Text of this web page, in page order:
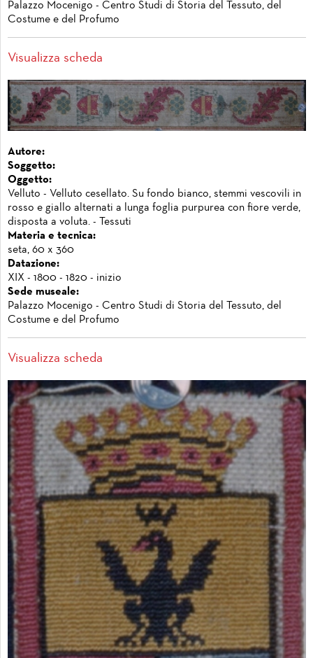
Palazzo Mocenigo - Centro Studi di Storia del Tessuto, del
Costume e del Profumo
Visualizza scheda
Autore:
Soggetto:
Oggetto:
Velluto - Velluto cesellato. Su fondo bianco, stemmi vescovili in
rosso e giallo alternati a lunga foglia purpurea con fiore verde,
disposta a voluta. - Tessuti
Materia e tecnica:
seta, 60 x 360
Datazione:
XIX - 1800 - 1820 - inizio
Sede museale:
Palazzo Mocenigo - Centro Studi di Storia del Tessuto, del
Costume e del Profumo
Visualizza scheda